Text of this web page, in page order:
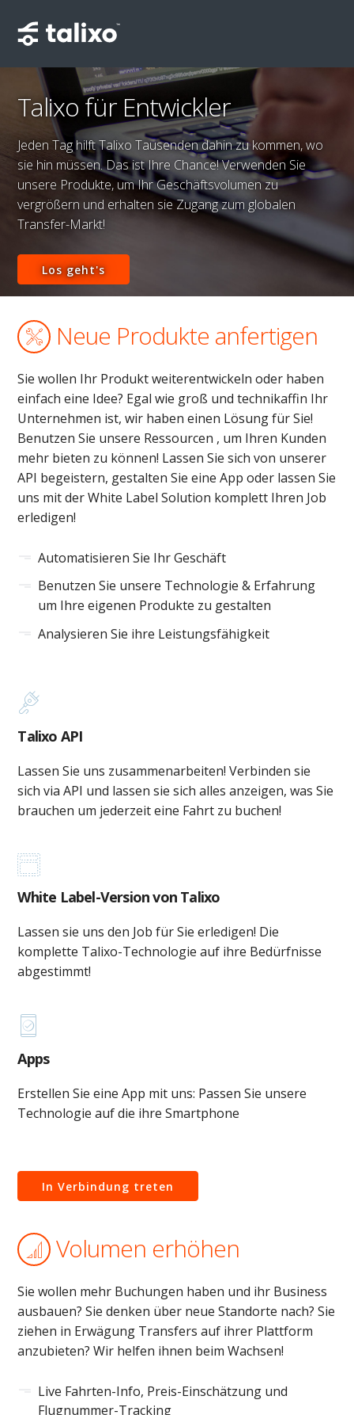
Talixo für Entwickler
Jeden Tag hilft Talixo Tausenden dahin zu kommen, wo
sie hin müssen. Das ist Ihre Chance! Verwenden Sie
unsere Produkte, um Ihr Geschäftsvolumen zu
vergrößern und erhalten sie Zugang zum globalen
Transfer-Markt!
Los geht's
Neue Produkte anfertigen
Sie wollen Ihr Produkt weiterentwickeln oder haben
einfach eine Idee? Egal wie groß und technikaffin Ihr
Unternehmen ist, wir haben einen Lösung für Sie!
Benutzen Sie unsere Ressourcen , um Ihren Kunden
mehr bieten zu können! Lassen Sie sich von unserer
API begeistern, gestalten Sie eine App oder lassen Sie
uns mit der White Label Solution komplett Ihren Job
erledigen!
Automatisieren Sie Ihr Geschäft
Benutzen Sie unsere Technologie & Erfahrung
um Ihre eigenen Produkte zu gestalten
Analysieren Sie ihre Leistungsfähigkeit
Talixo API
Lassen Sie uns zusammenarbeiten! Verbinden sie
sich via API und lassen sie sich alles anzeigen, was Sie
brauchen um jederzeit eine Fahrt zu buchen!
White Label-Version von Talixo
Lassen sie uns den Job für Sie erledigen! Die
komplette Talixo-Technologie auf ihre Bedürfnisse
abgestimmt!
Apps
Erstellen Sie eine App mit uns: Passen Sie unsere
Technologie auf die ihre Smartphone
In Verbindung treten
Volumen erhöhen
Sie wollen mehr Buchungen haben und ihr Business
ausbauen? Sie denken über neue Standorte nach? Sie
ziehen in Erwägung Transfers auf ihrer Plattform
anzubieten? Wir helfen ihnen beim Wachsen!
Live Fahrten-Info, Preis-Einschätzung und
Flugnummer-Tracking